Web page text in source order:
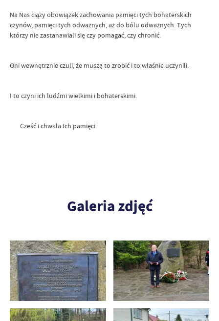
Na Nas ciąży obowiązek zachowania pamięci tych bohaterskich
czynów, pamięci tych odważnych, aż do bólu odważnych. Tych
którzy nie zastanawiali się czy pomagać, czy chronić.
Oni wewnętrznie czuli, że muszą to zrobić i to właśnie uczynili.
I to czyni ich ludźmi wielkimi i bohaterskimi.
Cześć i chwała Ich pamięci.
Galeria zdjęć